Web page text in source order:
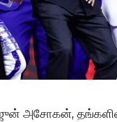
அசோகன்,